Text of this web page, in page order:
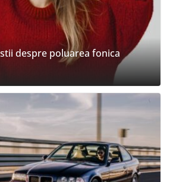
despre poluarea fonica